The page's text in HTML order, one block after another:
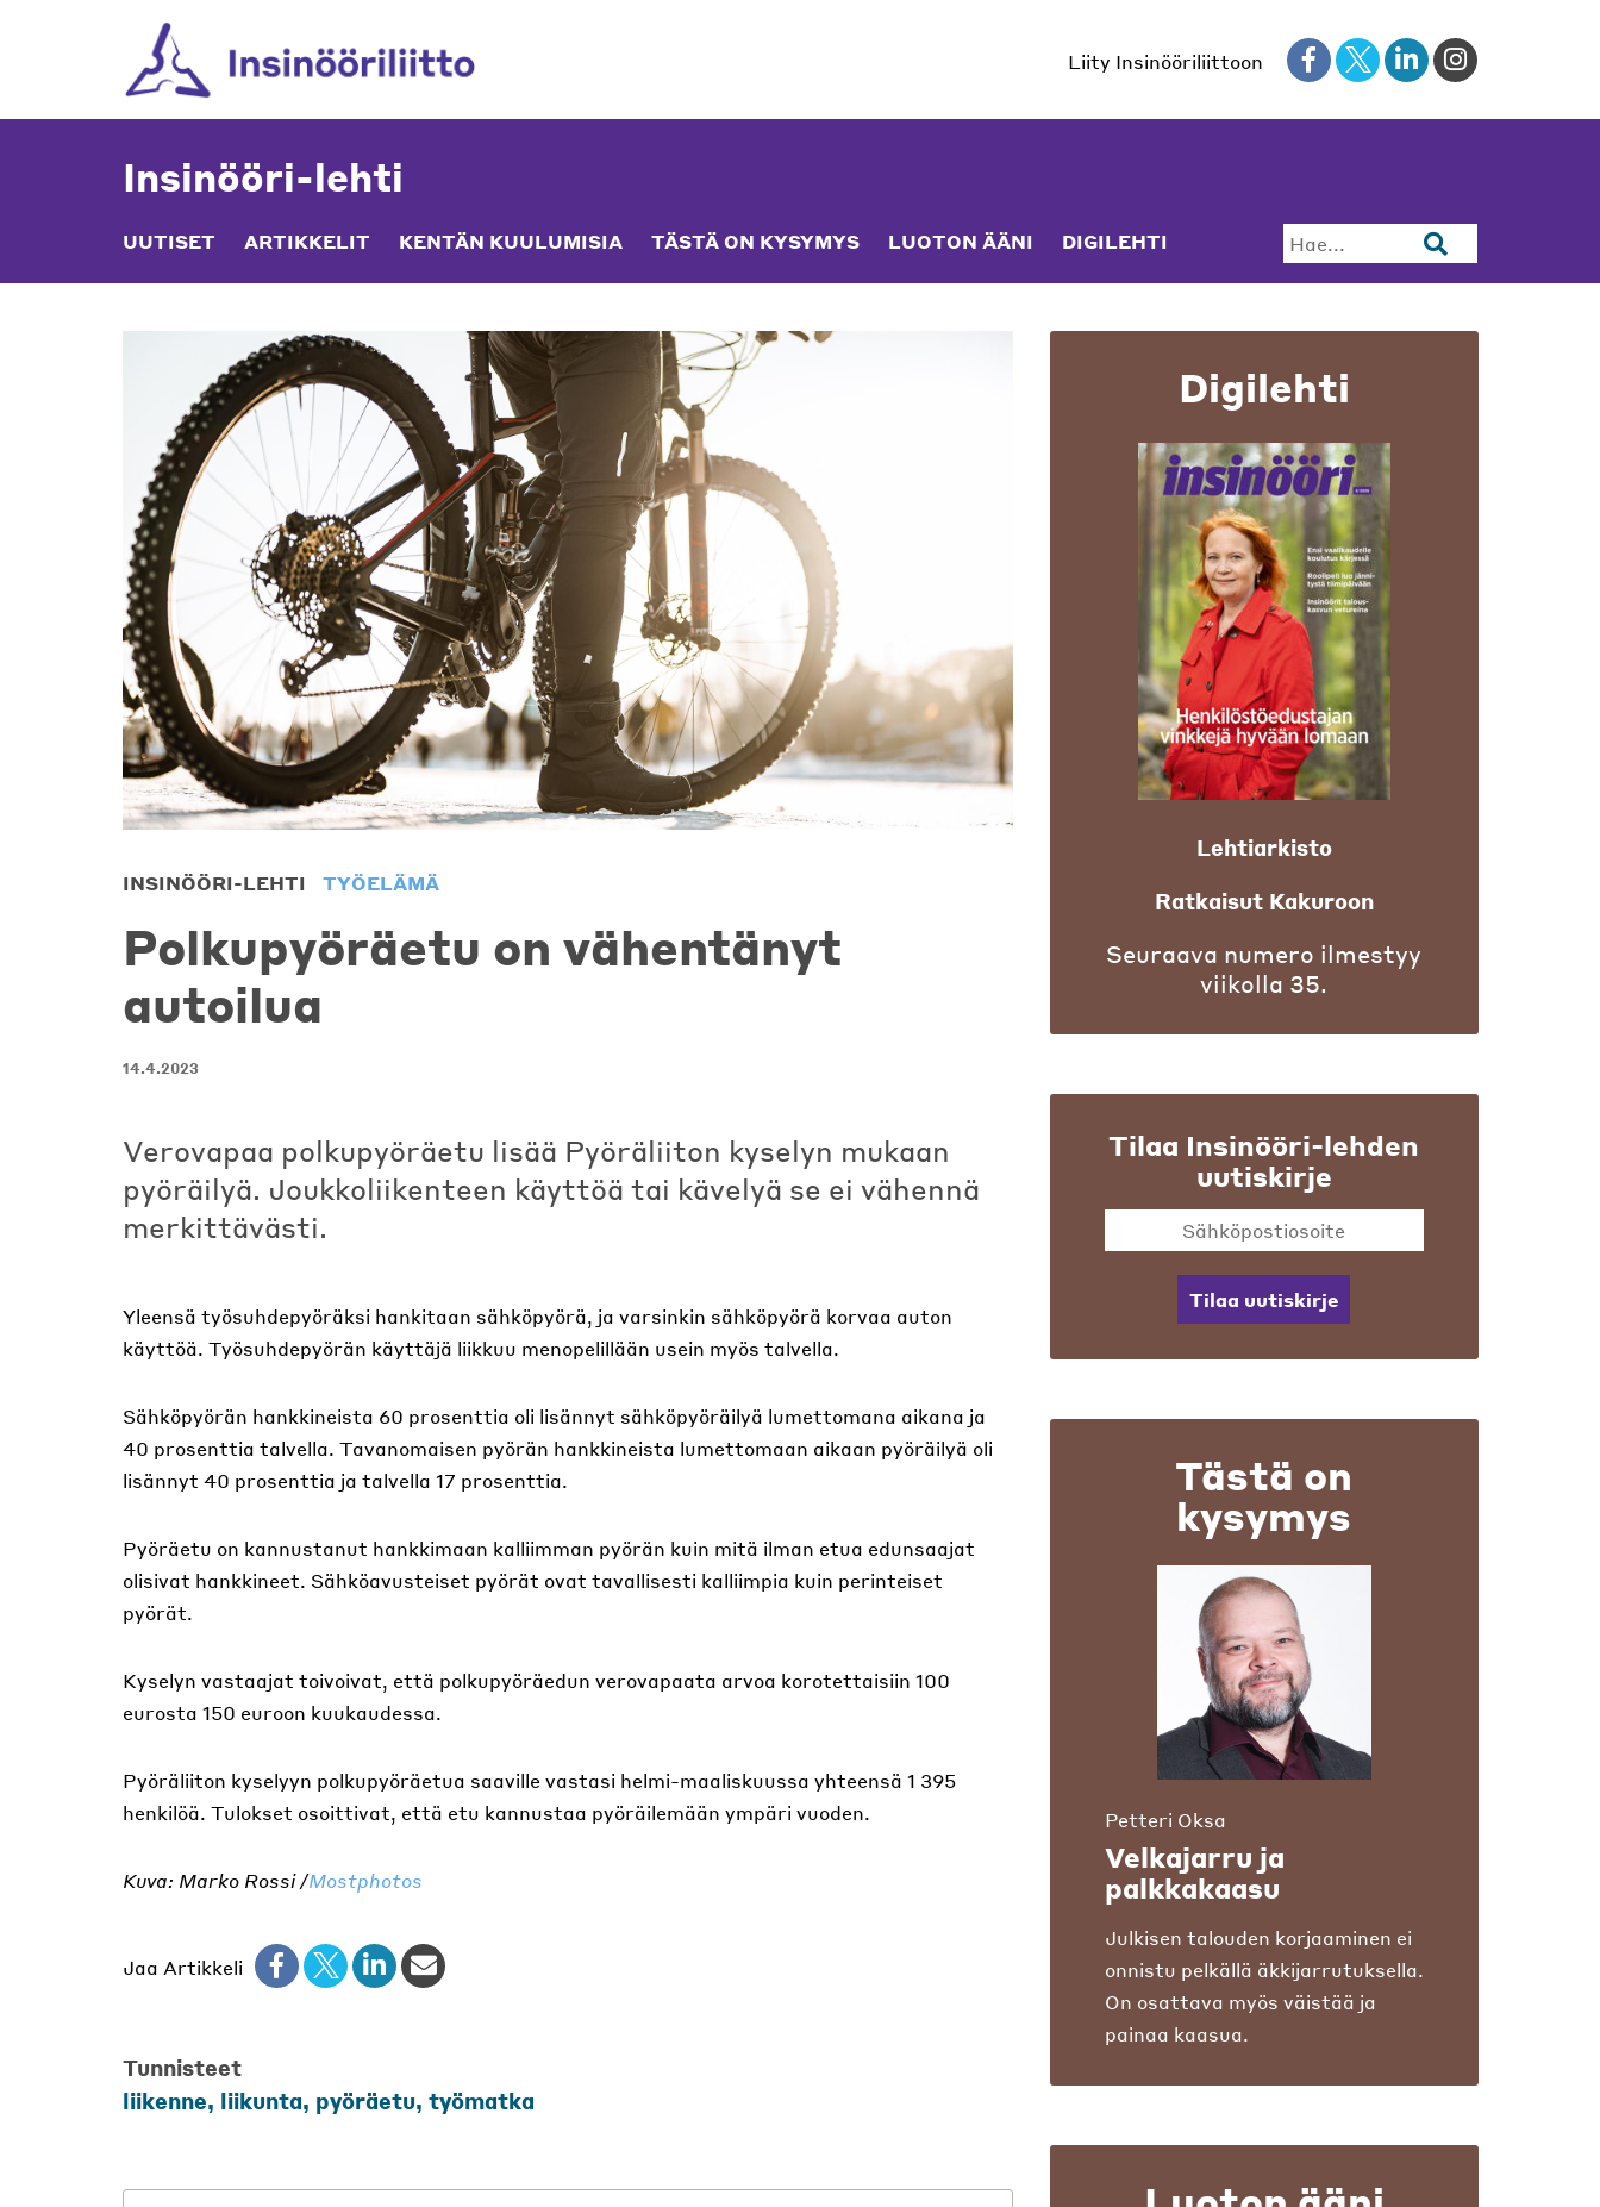
Liity Insinööriliittoon
Insinööri-lehti
UUTISET ARTIKKELIT KENTÄN KUULUMISIA TÄSTÄ ON KYSYMYS LUOTON ÄÄNI DIGILEHTI Hae...
INSINÖÖRI-LEHTI TYÖELÄMÄ
Polkupyöräetu on vähentänyt
autoilua
14.4.2023
Verovapaa polkupyöräetu lisää Pyöräliiton kyselyn mukaan
pyöräilyä. Joukkoliikenteen käyttöä tai kävelyä se ei vähennä
merkittävästi.
Yleensä työsuhdepyöräksi hankitaan sähköpyörä, ja varsinkin sähköpyörä korvaa auton
käyttöä. Työsuhdepyörän käyttäjä liikkuu menopelillään usein myös talvella.
Sähköpyörän hankkineista 60 prosenttia oli lisännyt sähköpyöräilyä lumettomana aikana ja
40 prosenttia talvella. Tavanomaisen pyörän hankkineista lumettomaan aikaan pyöräilyä oli
lisännyt 40 prosenttia ja talvella 17 prosenttia.
Pyöräetu on kannustanut hankkimaan kalliimman pyörän kuin mitä ilman etua edunsaajat
olisivat hankkineet. Sähköavusteiset pyörät ovat tavallisesti kalliimpia kuin perinteiset
pyörät.
Kyselyn vastaajat toivoivat, että polkupyöräedun verovapaata arvoa korotettaisiin 100
eurosta 150 euroon kuukaudessa.
Pyöräliiton kyselyyn polkupyöräetua saaville vastasi helmi-maaliskuussa yhteensä 1 395
henkilöä. Tulokset osoittivat, että etu kannustaa pyöräilemään ympäri vuoden.
Kuva: Marko Rossi /Mostphotos
Jaa Artikkeli
Tunnisteet
liikenne, liikunta, pyöräetu, työmatka
Digilehti
Lehtiarkisto
Ratkaisut Kakuroon
Seuraava numero ilmestyy
viikolla 35.
Tilaa Insinööri-lehden
uutiskirje
Tilaa uutiskirje
Tästä on
kysymys
Petteri Oksa
Velkajarru ja
palkkakaasu
Julkisen talouden korjaaminen ei
onnistu pelkällä äkkijarrutuksella.
On osattava myös väistää ja
painaa kaasua.